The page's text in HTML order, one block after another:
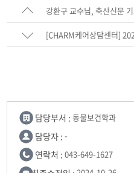
강환구 교수님, 축산신문
제 관리가 필요하다"
[CHARM케어상담센터]
담당부서 : 동물보건학과
담당자 : -
연락처 : 043-649-1627